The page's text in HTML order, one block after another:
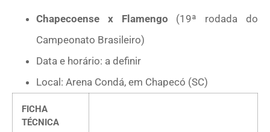
Chapecoense x Flamengo (19ª rodada do
Campeonato Brasileiro)
Data e horário: a definir
Local: Arena Condá, em Chapecó (SC)
FICHA
TÉCNICA